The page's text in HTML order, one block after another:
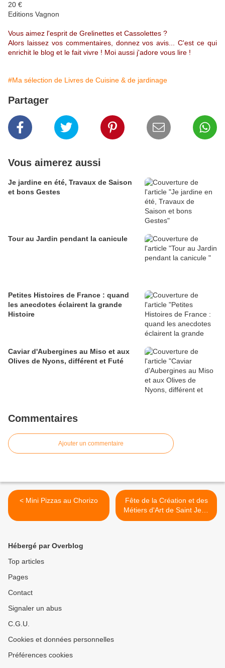
20 €
Editions Vagnon
Vous aimez l'esprit de Grelinettes et Cassolettes ?
Alors laissez vos commentaires, donnez vos avis... C'est ce qui
enrichit le blog et le fait vivre ! Moi aussi j'adore vous lire !
#Ma sélection de Livres de Cuisine & de jardinage
Partager
Vous aimerez aussi
Je jardine en été, Travaux de Saison
et bons Gestes
Tour au Jardin pendant la canicule
Petites Histoires de France : quand
les anecdotes éclairent la grande
Histoire
Caviar d'Aubergines au Miso et aux
Olives de Nyons, différent et Futé
Commentaires
Ajouter un commentaire
< Mini Pizzas au Chorizo
Fête de la Création et des
Métiers d'Art de Saint Jean
de Beauregard : Jeu pour
Hébergé par Overblog
Top articles
Pages
Contact
Signaler un abus
C.G.U.
Cookies et données personnelles
Préférences cookies